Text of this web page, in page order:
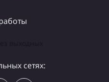
сетях: